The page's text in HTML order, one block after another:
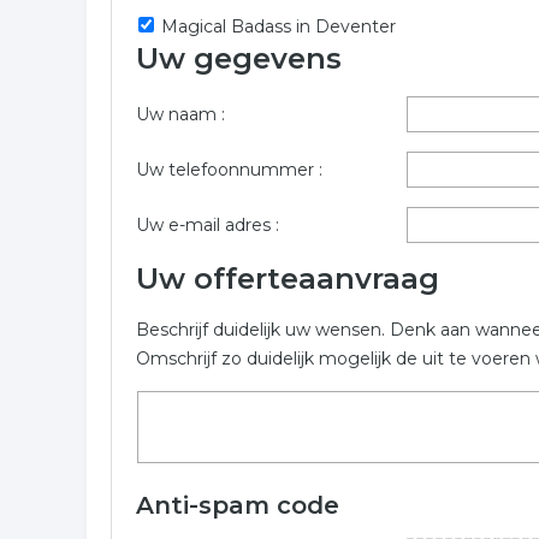
Wilt u informatie opvragen voor kado winkel in de
mogelijk in. De volgende bedrijven zijn gelinkt aan
Trefwoorden:
cadeau kadootjes
Magical Badass in Deventer
Uw gegevens
Uw naam :
Uw telefoonnummer :
Uw e-mail adres :
Uw offerteaanvraag
Beschrijf duidelijk uw wensen. Denk aan
Omschrijf zo duidelijk mogelijk de uit te voeren
Anti-spam code